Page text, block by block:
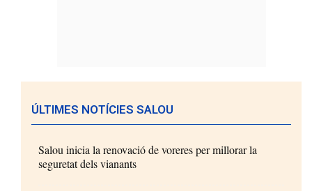
ÚLTIMES NOTÍCIES SALOU
Salou inicia la renovació de voreres per millorar la
seguretat dels vianants